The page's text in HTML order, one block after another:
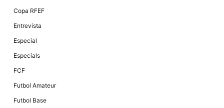
Copa RFEF
Entrevista
Especial
Especials
FCF
Futbol Amateur
Futbol Base